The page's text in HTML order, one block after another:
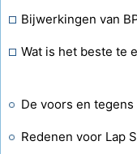
Bijwerkingen van
De voors en
Redenen voor Lap